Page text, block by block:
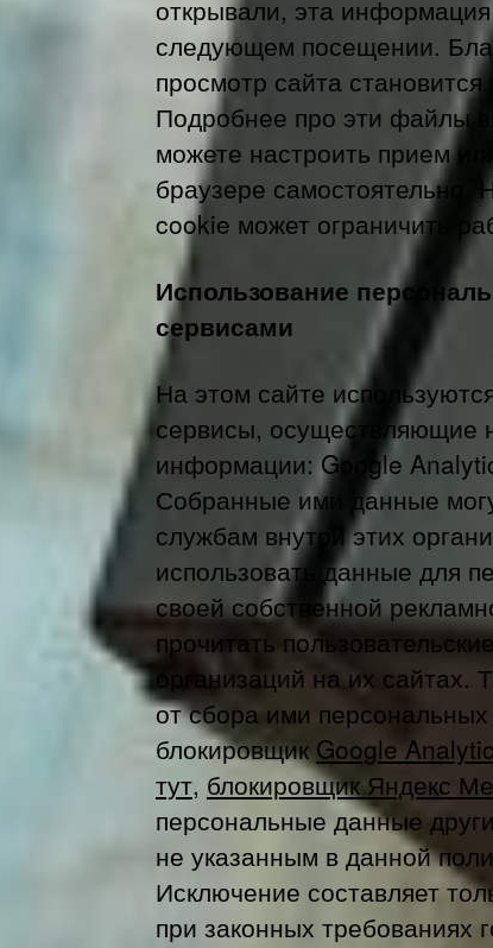
открывали, эта
следующем посещении.
просмотр сайта
Подробнее про эти файлы
можете настроить прием
браузере самостоятельно.
cookie может ограничить
Использование
сервисами
На этом сайте
сервисы, осуществляющие
информации: Google
Собранные ими данные
службам внутри этих
использовать данные для
своей собственной
прочитать
организаций на их
от сбора ими
блокировщик Google
тут, блокировщик Яндекс
персональные данные
не указанным в данной
Исключение составляет
при законных требованиях